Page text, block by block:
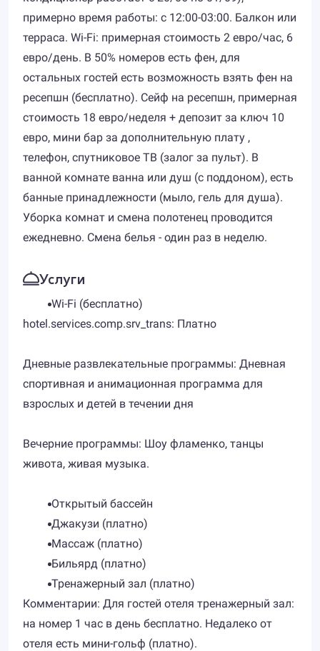
примерно время работы: с 12:00-03:00. Балкон или
терраса. Wi-Fi: примерная стоимость 2 евро/час, 6
евро/день. В 50% номеров есть фен, для
остальных гостей есть возможность взять фен на
ресепшн (бесплатно). Сейф на ресепшн, примерная
стоимость 18 евро/неделя + депозит за ключ 10
евро, мини бар за дополнительную плату ,
телефон, спутниковое ТВ (залог за пульт). В
ванной комнате ванна или душ (с поддоном), есть
банные принадлежности (мыло, гель для душа).
Уборка комнат и смена полотенец проводится
ежедневно. Смена белья - один раз в неделю.
Услуги
Wi-Fi (бесплатно)
hotel.services.comp.srv_trans: Платно
Дневные развлекательные программы: Дневная
спортивная и анимационная программа для
взрослых и детей в течении дня
Вечерние программы: Шоу фламенко, танцы
живота, живая музыка.
Открытый бассейн
Джакузи (платно)
Массаж (платно)
Бильярд (платно)
Тренажерный зал (платно)
Комментарии: Для гостей отеля тренажерный зал:
на номер 1 час в день бесплатно. Недалеко от
отеля есть мини-гольф (платно).